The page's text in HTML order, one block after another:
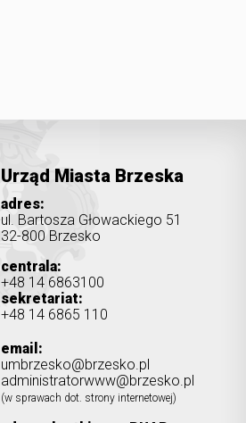
Urząd Miasta Brzeska
adres:
ul. Bartosza Głowackiego 51
32-800 Brzesko
centrala:
+48 14 6863100
sekretariat:
+48 14 6865 110
email:
umbrzesko@brzesko.pl
administratorwww@brzesko.pl
(w sprawach dot. strony internetowej)